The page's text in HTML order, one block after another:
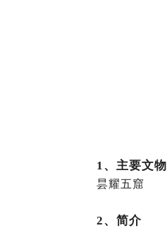
1、 主要文物
昙耀五窟
2、简介